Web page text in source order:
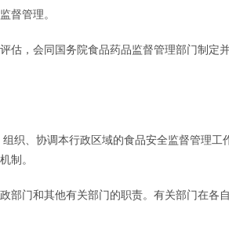
督管理。
估，会同国务院食品药品监督管理部门制定
织、协调本行政区域的食品安全监督管理工
制。
部门和其他有关部门的职责。有关部门在各自